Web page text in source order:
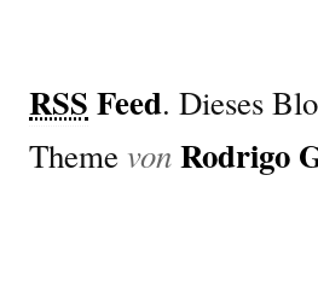
RSS Feed. Dieses
Theme vonRodrigo